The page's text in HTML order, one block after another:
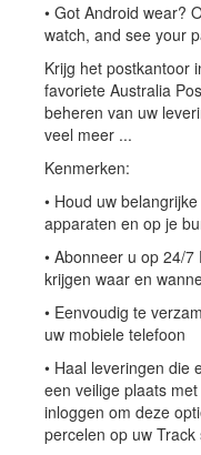
• Got Android wear?
watch, and see your
Krijg het postkantoor
favoriete Australia
beheren van uw
veel meer ...
Kenmerken:
• Houd uw
apparaten en op je
• Abonneer u op 24/
krijgen waar en
• Eenvoudig te
uw mobiele telefoon
• Haal leveringen die
een veilige plaats
inloggen om deze
percelen op uw Track